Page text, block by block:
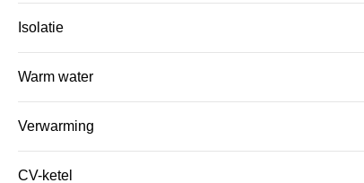
Isolatie
Warm water
Verwarming
CV-ketel